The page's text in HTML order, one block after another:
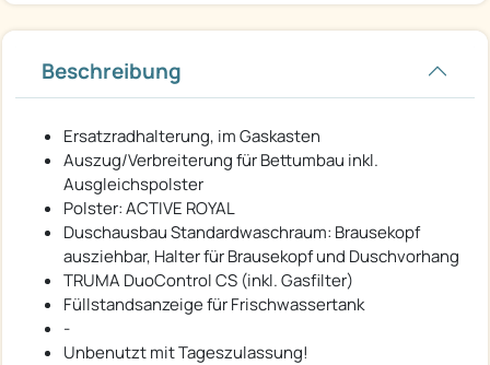
Beschreibung
Ersatzradhalterung, im Gaskasten
Auszug/Verbreiterung für Bettumbau inkl.
Ausgleichspolster
Polster: ACTIVE ROYAL
Duschausbau Standardwaschraum: Brausekopf
ausziehbar, Halter für Brausekopf und Duschvorhang
TRUMA DuoControl CS (inkl. Gasfilter)
Füllstandsanzeige für Frischwassertank
-
Unbenutzt mit Tageszulassung!